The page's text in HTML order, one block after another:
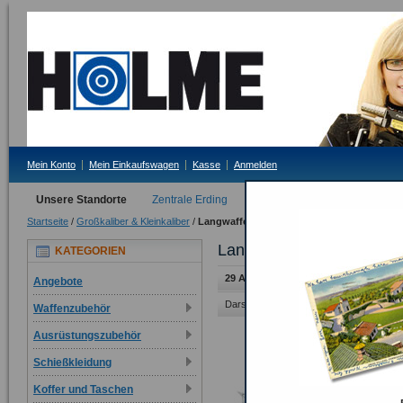
Mein Konto Mein Einkaufswagen Kasse Anmelden
Unsere Standorte Zentrale Erding
Startseite / Großkaliber & Kleinkaliber / Langwaffen
Langwaffen
29 Artikel
Darstellung als: Raster Liste
KATEGORIEN
Angebote
Waffenzubehör
Ausrüstungszubehör
Schießkleidung
Koffer und Taschen